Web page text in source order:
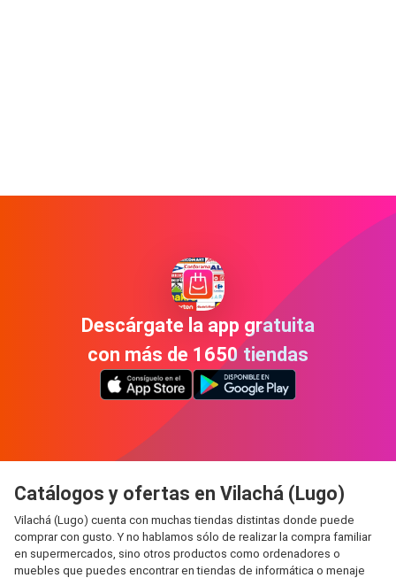
Descárgate la app gratuita
con más de 1650 tiendas
Catálogos y ofertas en Vilachá (Lugo)
Vilachá (Lugo) cuenta con muchas tiendas distintas donde puede
comprar con gusto. Y no hablamos sólo de realizar la compra familiar
en supermercados, sino otros productos como ordenadores o
muebles que puedes encontrar en tiendas de informática o menaje